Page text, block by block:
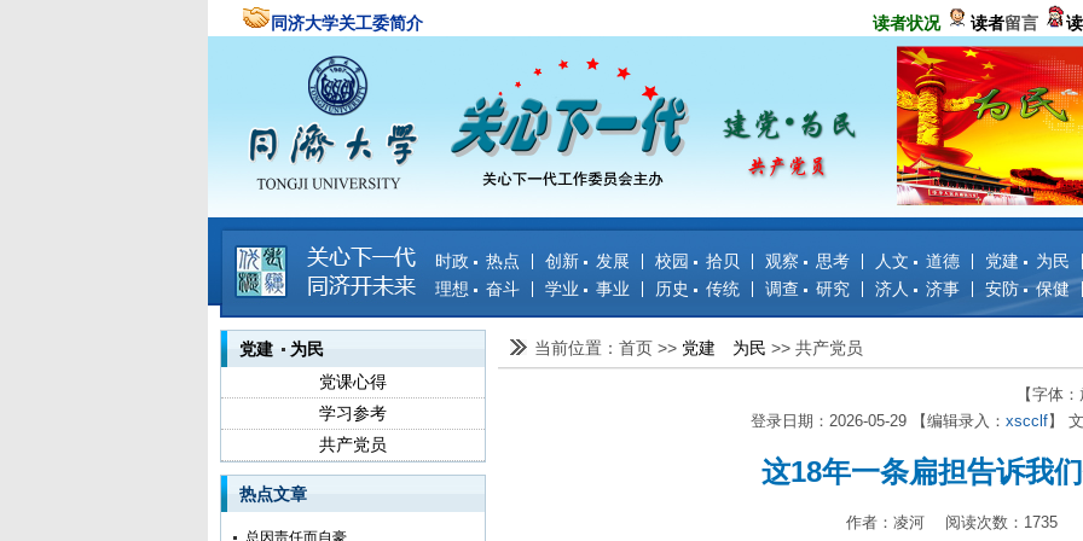
同济大学关工委简介 读者状况 读者留言
时政 热点 创新 发展 校园 拾贝 观察 思考 人文 道德
党建 为民
理想 奋斗
学业 事业 历史 传统 调查 研究 济人 济事 安防 保健
党建 为民
党课心得
学习参考
共产党员
热点文章
总因责任而自豪
当前位置：首页 >> 党建 为民 >> 共产党员
【字体：
登录日期：2026-05-29 【编辑录入： xscclf】
这18年一条扁担告诉我
作者：凌河 阅读次数：1735